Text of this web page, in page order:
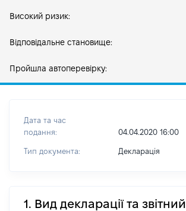
Високий ризик:
Відповідальне становище:
Пройшла автоперевірку:
Дата та час
подання:
04.04.2020 16:00
Тип документа: Декларація
1. Вид декларації та